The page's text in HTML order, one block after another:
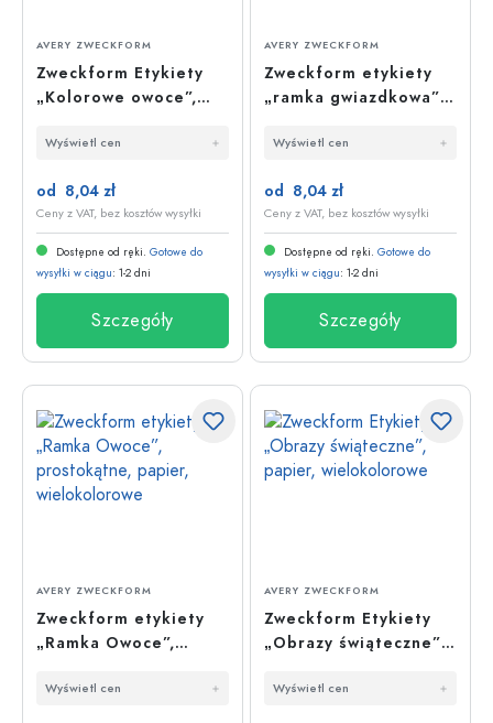
AVERY ZWECKFORM
Zweckform Etykiety
„Kolorowe owoce”,
wielokolorowe
Wyświetl cen
od 8,04 zł
Ceny z VAT, bez kosztów wysyłki
Dostępne od ręki. Gotowe do
wysyłki w ciągu: 1-2 dni
Szczegóły
AVERY ZWECKFORM
Zweckform etykiety
„ramka gwiazdkowa”,
Wyświetl cen
od 8,04 zł
Ceny z VAT, bez kosztów wysyłki
Dostępne od ręki. Gotowe do
wysyłki w ciągu: 1-2 dni
Szczegóły
AVERY ZWECKFORM
Zweckform etykiety
„Ramka Owoce”,
wielokolorowe
Wyświetl cen
AVERY ZWECKFORM
Zweckform Etykiety
„Obrazy świąteczne”,
Wyświetl cen